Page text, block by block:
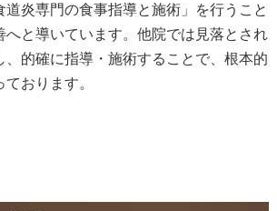
道炎専門の食事指導と施術」を行うこと
へと導いています。他院では見落とされ
、的確に指導・施術することで、根本的
おります。